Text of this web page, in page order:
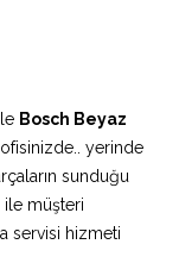
Bosch Beyaz
yerinde
sunduğu
ile müşteri
servisi hizmeti